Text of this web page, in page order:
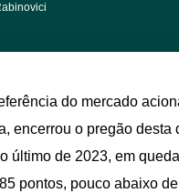
do mercado
encerrou o pregão desta
último de 2023, em
pontos, pouco abaixo